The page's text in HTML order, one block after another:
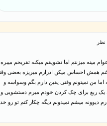
نظر
مینه میزنتم اما تشویقم میکنه تفریحم میبره
میکنم همش احساس میکن ادرارم میریزه بعضی
من نمیتونم وقتی یقین دارم بگم وسواسه و
یک ربع برای چک کردن خودم میرم دستشویی و
میشم نمیدونم دیگه چکار کنم تو رو